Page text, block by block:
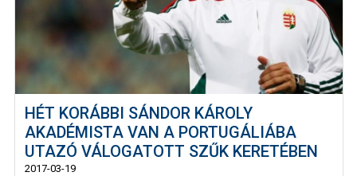
HÉT KORÁBBI SÁNDOR KÁROLY
AKADÉMISTA VAN A PORTUGÁLIÁBA
UTAZÓ VÁLOGATOTT SZŰK KERETÉBEN
2017-03-19